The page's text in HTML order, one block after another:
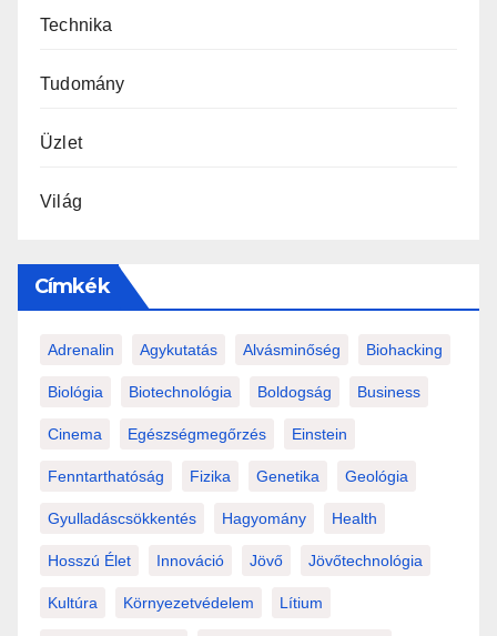
Technika
Tudomány
Üzlet
Világ
Címkék
Adrenalin Agykutatás Alvásminőség Biohacking
Biológia Biotechnológia Boldogság Business
Cinema Egészségmegőrzés Einstein
Fenntarthatóság Fizika Genetika Geológia
Gyulladáscsökkentés Hagyomány Health
Hosszú Élet Innováció Jövő Jövőtechnológia
Kultúra Környezetvédelem Lítium